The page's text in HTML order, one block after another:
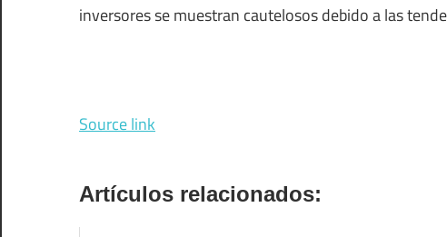
inversores se muestran cautelosos debido a las
Source link
Artículos relacionados: